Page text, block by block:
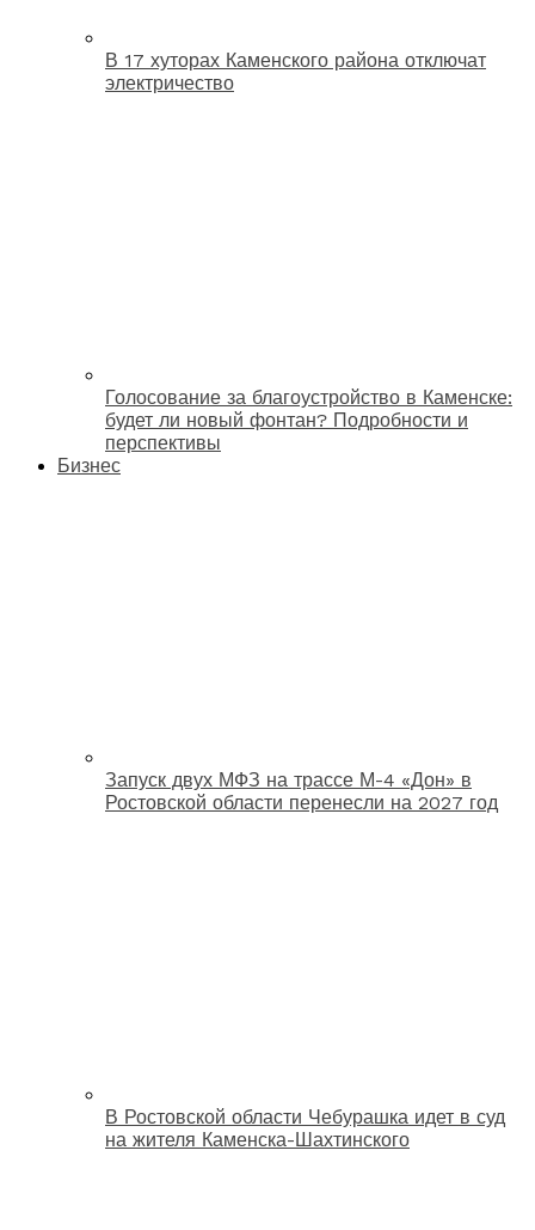
В 17 хуторах Каменского района отключат
электричество
Голосование за благоустройство в Каменске:
будет ли новый фонтан? Подробности и
перспективы
Бизнес
Запуск двух МФЗ на трассе М-4 «Дон» в
Ростовской области перенесли на 2027 год
В Ростовской области Чебурашка идет в суд
на жителя Каменска-Шахтинского